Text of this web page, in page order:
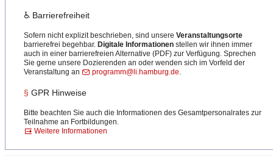
♿ Barrierefreiheit
Sofern nicht explizit beschrieben, sind unsere Veranstaltungsorte
barrierefrei begehbar. Digitale Informationen stellen wir ihnen immer
auch in einer barrierefreien Alternative (PDF) zur Verfügung. Sprechen
Sie gerne unsere Dozierenden an oder wenden sich im Vorfeld der
Veranstaltung an
programm@li.hamburg.de.
§ GPR Hinweise
Bitte beachten Sie auch die Informationen des Gesamtpersonalrates zur
Teilnahme an Fortbildungen.
Weitere Informationen